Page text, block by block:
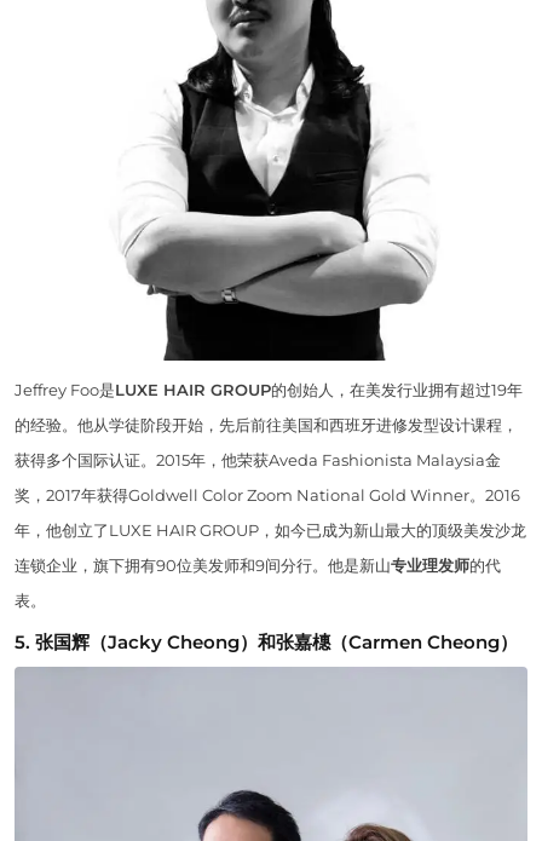
Jeffrey Foo是LUXE HAIR GROUP的创始人，在美发行业拥有超过19年
的经验。他从学徒阶段开始，先后前往美国和西班牙进修发型设计课程，
获得多个国际认证。2015年，他荣获Aveda Fashionista Malaysia金
奖，2017年获得Goldwell Color Zoom National Gold Winner。2016
年，他创立了LUXE HAIR GROUP，如今已成为新山最大的顶级美发沙龙
连锁企业，旗下拥有90位美发师和9间分行。他是新山专业理发师的代
表。
5. 张国辉（Jacky Cheong）和张嘉橞（Carmen Cheong）